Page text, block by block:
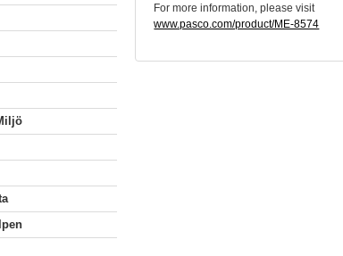
For more information, please visit
www.pasco.com/product/ME-8574